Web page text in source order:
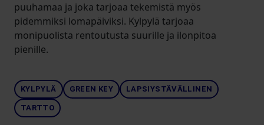
puuhamaa ja joka tarjoaa tekemistä myös
pidemmiksi lomapäiviksi. Kylpylä tarjoaa
monipuolista rentoutusta suurille ja ilonpitoa
pienille.
KYLPYLÄ GREEN KEY LAPSIYSTÄVÄLLINEN
TARTTO